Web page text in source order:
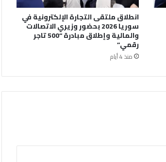
انطلاق ملتقى التجارة الإلكترونية في
سوريا 2026 بحضور وزيري الاتصالات
والمالية وإطلاق مبادرة “500 تاجر
رقمي”
منذ 4 أيام